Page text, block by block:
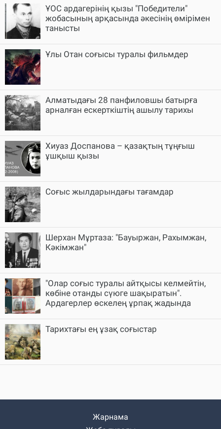
ҰОС ардагерінің қызы "Победители"
жобасының арқасында әкесінің өмірімен
танысты
Ұлы Отан соғысы туралы фильмдер
Алматыдағы 28 панфиловшы батырға
арналған ескерткіштің ашылу тарихы
Хиуаз Доспанова – қазақтың тұңғыш
ұшқыш қызы
Соғыс жылдарындағы тағамдар
Шерхан Мұртаза: "Бауыржан, Рахымжан,
Кәкімжан"
"Олар соғыс туралы айтқысы келмейтін,
көбіне отанды сүюге шақыратын".
Ардагерлер өскелең ұрпақ жадында
Тарихтағы ең ұзақ соғыстар
Жарнама